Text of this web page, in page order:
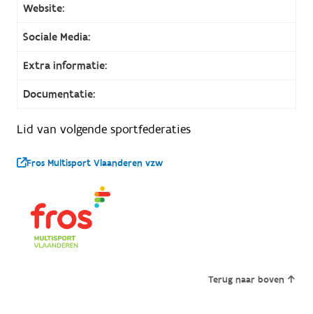
Website:
Sociale Media:
Extra informatie:
Documentatie:
Lid van volgende sportfederaties
Fros Multisport Vlaanderen vzw
Terug naar boven